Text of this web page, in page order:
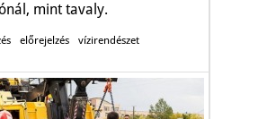
mint tavaly.
előrejelzés vízirendészet